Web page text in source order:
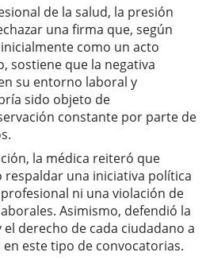
de la salud, la presión
una firma que, según
como un acto
sostiene que la negativa
su entorno laboral y
sido objeto de
constante por parte de
la médica reiteró que
respaldar una iniciativa política
ni una violación de
Asimismo, defendió la
derecho de cada ciudadano a
este tipo de convocatorias.